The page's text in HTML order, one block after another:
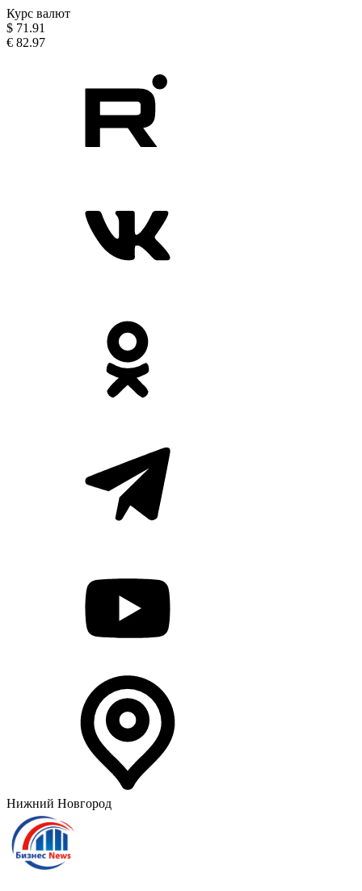
Курс валют
$ 71.91
€ 82.97
Нижний Новгород